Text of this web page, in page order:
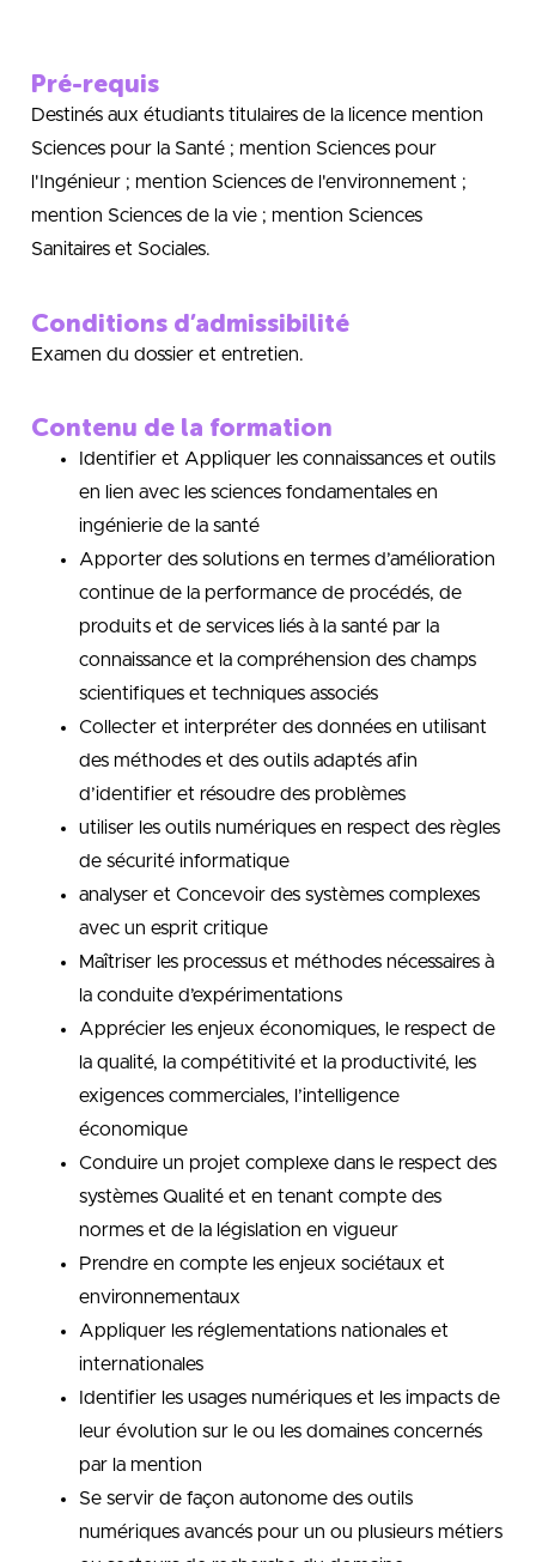
Pré-requis
Destinés aux étudiants titulaires de la licence mention
Sciences pour la Santé ; mention Sciences pour
l'Ingénieur ; mention Sciences de l'environnement ;
mention Sciences de la vie ; mention Sciences
Sanitaires et Sociales.
Conditions d’admissibilité
Examen du dossier et entretien.
Contenu de la formation
Identifier et Appliquer les connaissances et outils
en lien avec les sciences fondamentales en
ingénierie de la santé
Apporter des solutions en termes d’amélioration
continue de la performance de procédés, de
produits et de services liés à la santé par la
connaissance et la compréhension des champs
scientifiques et techniques associés
Collecter et interpréter des données en utilisant
des méthodes et des outils adaptés afin
d’identifier et résoudre des problèmes
utiliser les outils numériques en respect des règles
de sécurité informatique
analyser et Concevoir des systèmes complexes
avec un esprit critique
Maîtriser les processus et méthodes nécessaires à
la conduite d’expérimentations
Apprécier les enjeux économiques, le respect de
la qualité, la compétitivité et la productivité, les
exigences commerciales, l’intelligence
économique
Conduire un projet complexe dans le respect des
systèmes Qualité et en tenant compte des
normes et de la législation en vigueur
Prendre en compte les enjeux sociétaux et
environnementaux
Appliquer les réglementations nationales et
internationales
Identifier les usages numériques et les impacts de
leur évolution sur le ou les domaines concernés
par la mention
Se servir de façon autonome des outils
numériques avancés pour un ou plusieurs métiers